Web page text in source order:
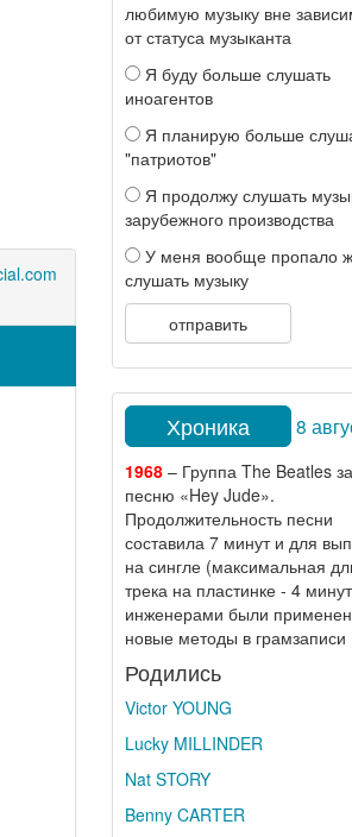
любимую музыку вне
от статуса музыканта
Я буду больше слушать
иноагентов
Я планирую больше
"патриотов"
Я продолжу слушать
зарубежного производства
У меня вообще пропало
слушать музыку
отправить
Хроника 8
1968– Группа The Beatles
песню «Hey Jude».
Продолжительность песни
составила 7 минут и для
на сингле (максимальная
трека на пластинке - 4
инженерами были
новые методы в грамзаписи
Родились
Victor YOUNG
Lucky MILLINDER
Nat STORY
Benny CARTER